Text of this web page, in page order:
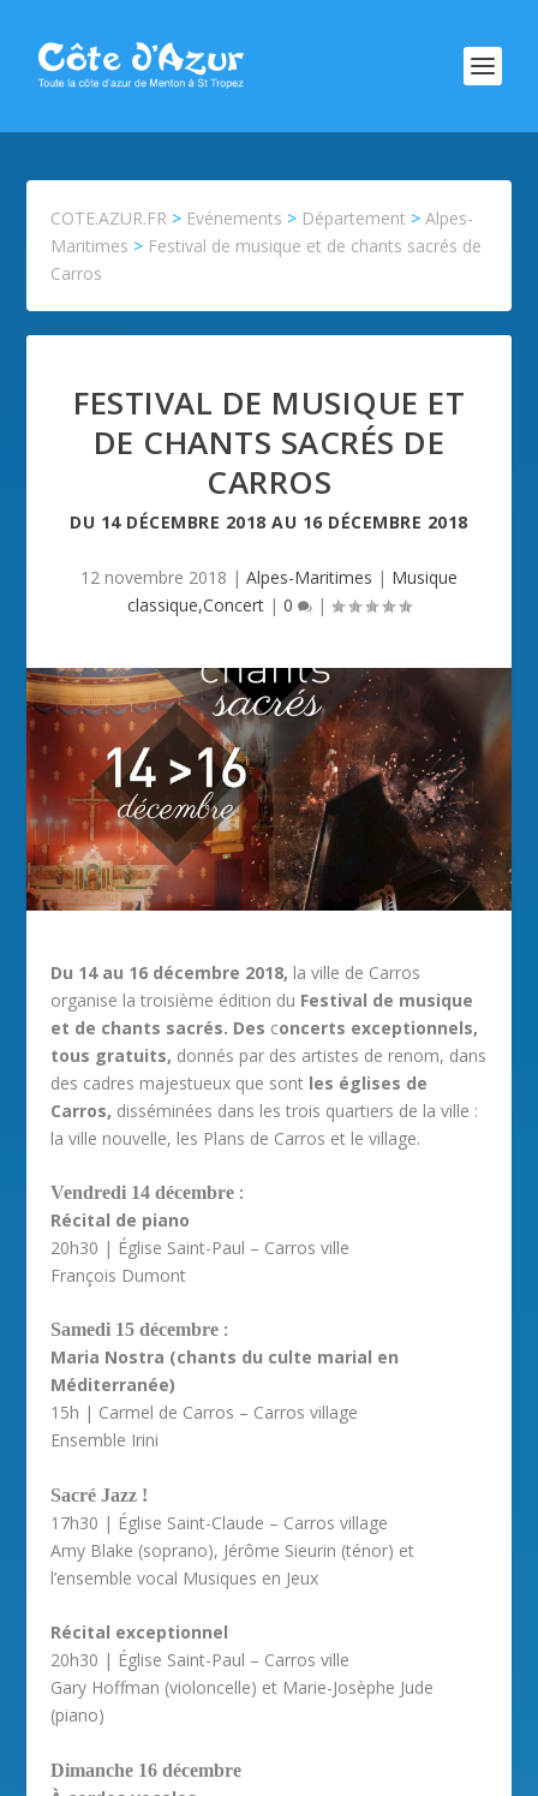
COTE.AZUR.FR > Evénements > Département >Alpes-
Maritimes > Festival de musique et de chants sacrés de
Carros
FESTIVAL DE MUSIQUE ET
DE CHANTS SACRÉS DE
CARROS
DU 14 DÉCEMBRE 2018 AU 16 DÉCEMBRE 2018
12 novembre 2018 | Alpes-Maritimes | Musique
classique,Concert | 0 |
Du 14 au 16 décembre 2018, la ville de Carros
organise la troisième édition du Festival de musique
et de chants sacrés. Des concerts exceptionnels,
tous gratuits, donnés par des artistes de renom, dans
des cadres majestueux que sont les églises de
Carros, disséminées dans les trois quartiers de la ville :
la ville nouvelle, les Plans de Carros et le village.
Vendredi 14 décembre :
Récital de piano
20h30 | Église Saint-Paul – Carros ville
François Dumont
Samedi 15 décembre :
Maria Nostra (chants du culte marial en
Méditerranée)
15h | Carmel de Carros – Carros village
Ensemble Irini
Sacré Jazz !
17h30 | Église Saint-Claude – Carros village
Amy Blake (soprano), Jérôme Sieurin (ténor) et
l’ensemble vocal Musiques en Jeux
Récital exceptionnel
20h30 | Église Saint-Paul – Carros ville
Gary Hoffman (violoncelle) et Marie-Josèphe Jude
(piano)
Dimanche 16 décembre